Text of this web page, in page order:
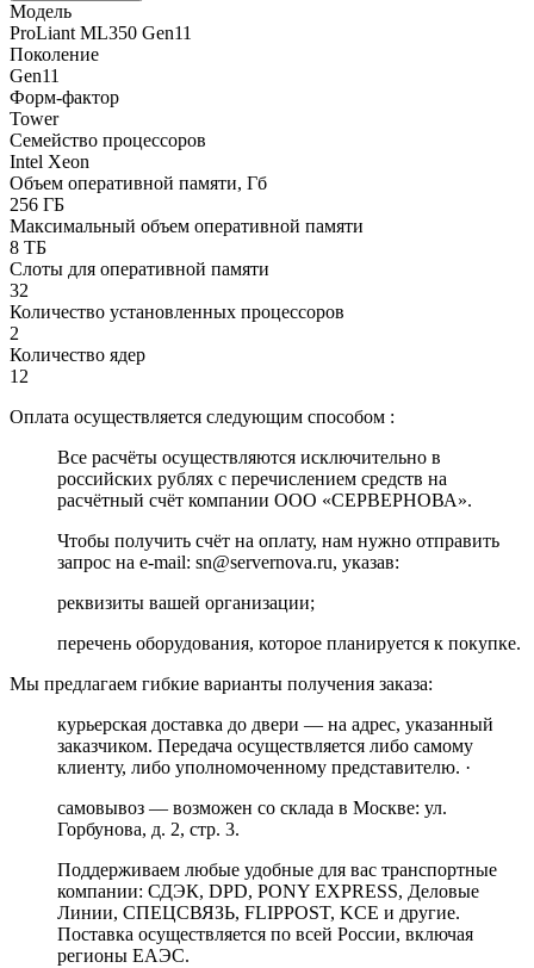
Модель
ProLiant ML350 Gen11
Поколение
Gen11
Форм-фактор
Tower
Семейство процессоров
Intel Xeon
Объем оперативной памяти, Гб
256 ГБ
Максимальный объем оперативной памяти
8 ТБ
Слоты для оперативной памяти
32
Количество установленных процессоров
2
Количество ядер
12
Оплата осуществляется следующим способом :
Все расчёты осуществляются исключительно в
российских рублях с перечислением средств на
расчётный счёт компании ООО «СЕРВЕРНОВА».
Чтобы получить счёт на оплату, нам нужно отправить
запрос на e-mail: sn@servernova.ru, указав:
реквизиты вашей организации;
перечень оборудования, которое планируется к покупке.
Мы предлагаем гибкие варианты получения заказа:
курьерская доставка до двери — на адрес, указанный
заказчиком. Передача осуществляется либо самому
клиенту, либо уполномоченному представителю. ·
самовывоз — возможен со склада в Москве: ул.
Горбунова, д. 2, стр. 3.
Поддерживаем любые удобные для вас транспортные
компании: СДЭК, DPD, PONY EXPRESS, Деловые
Линии, СПЕЦСВЯЗЬ, FLIPPOST, KCE и другие.
Поставка осуществляется по всей России, включая
регионы ЕАЭС.